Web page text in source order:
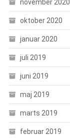
november 2020
oktober 2020
januar 2020
juli 2019
juni 2019
maj 2019
marts 2019
februar 2019